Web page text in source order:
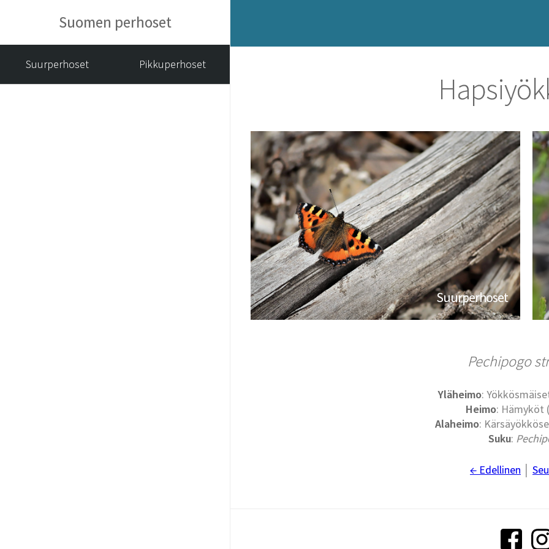
Suomen perhoset
Suurperhoset Pikkuperhoset
Suurperhoset
Pechipogo
Yläheimo:
Heimo: Hämyköt
Alaheimo:
Suku:
← Edellinen